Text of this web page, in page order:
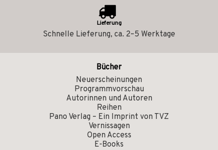
Lieferung
Schnelle Lieferung, ca. 2–5 Werktage
Bücher
Neuerscheinungen
Programmvorschau
Autorinnen und Autoren
Reihen
Pano Verlag – Ein Imprint von TVZ
Vernissagen
Open Access
E-Books